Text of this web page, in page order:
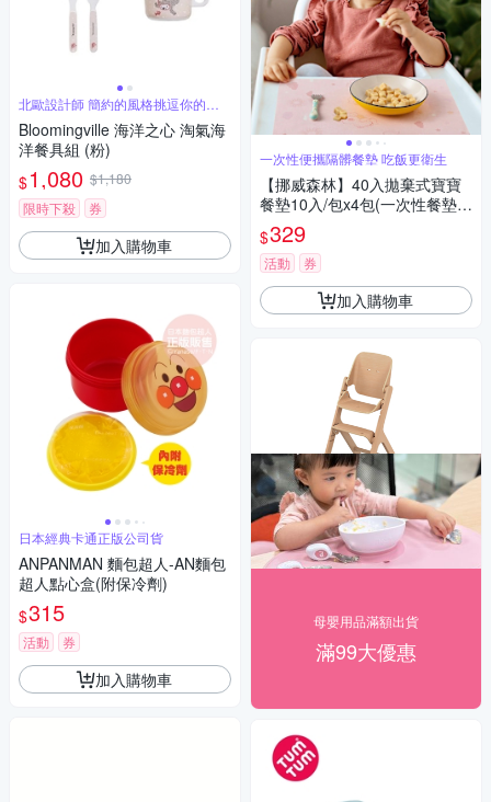
北歐設計師 簡約的風格挑逗你的味
蕾
Bloomingville 海洋之心 淘氣海
洋餐具組 (粉)
$1,080 $1,180
限時下殺
券
加入購物車
日本經典卡通正版公司貨
ANPANMAN 麵包超人-AN麵包
超人點心盒(附保冷劑)
$315
活動 券
加入購物車
一次性便攜隔髒餐墊 吃飯更衛生
【挪威森林】40入拋棄式寶寶
餐墊10入/包x4包(一次性餐墊
免洗餐桌墊 幼兒桌墊)
$329
活動 券
加入購物車
母嬰用品滿額出貨
滿99大優惠